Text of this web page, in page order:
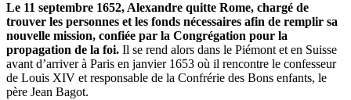
Le 11 septembre 1652, Alexandre quitte Rome, chargé de
trouver les personnes et les fonds nécessaires afin de remplir sa
nouvelle mission, confiée par la Congrégation pour la
propagation de la foi. Il se rend alors dans le Piémont et en Suisse
avant d’arriver à Paris en janvier 1653 où il rencontre le confesseur
de Louis XIV et responsable de la Confrérie des Bons enfants, le
père Jean Bagot.